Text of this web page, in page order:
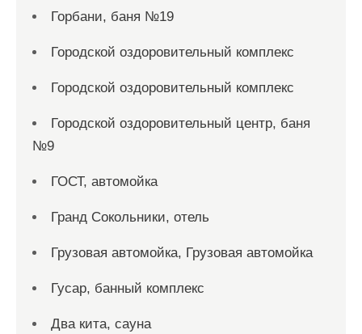
Горбани, баня №19
Городской оздоровительный комплекс
Городской оздоровительный комплекс
Городской оздоровительный центр, баня
№9
ГОСТ, автомойка
Гранд Сокольники, отель
Грузовая автомойка, Грузовая автомойка
Гусар, банный комплекс
Два кита, сауна